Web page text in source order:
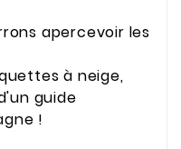
apercevoir les
à neige,
guide
!